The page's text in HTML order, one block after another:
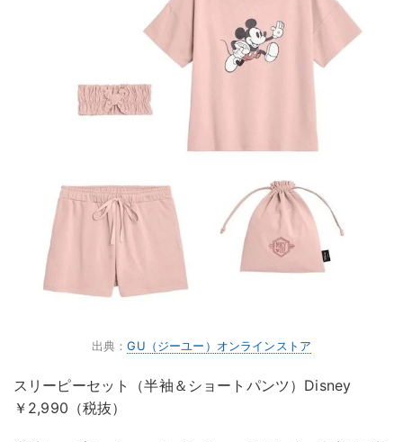
出典：GU（ジーユー）オンラインストア
スリーピーセット（半袖＆ショートパンツ）Disney
￥2,990（税抜）